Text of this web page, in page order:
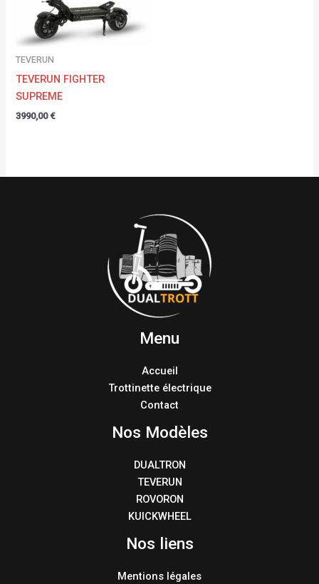
TEVERUN
TEVERUN FIGHTER
SUPREME
3990,00€
Menu
Accueil
Trottinette électrique
Contact
Nos Modèles
DUALTRON
TEVERUN
ROVORON
KUICKWHEEL
Nos liens
Mentions légales